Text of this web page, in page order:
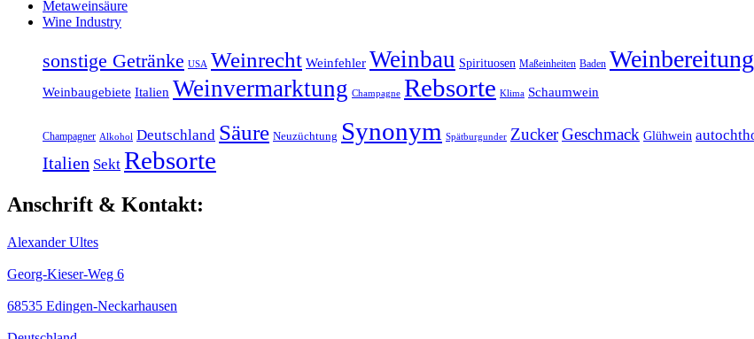
Metaweinsäure
Wine Industry
sonstige Getränke USA Weinrecht Weinfehler Weinbau Spirituosen Maßeinheiten Baden Weinbereitung
Weinbaugebiete Italien Weinvermarktung Champagne Rebsorte Klima Schaumwein
Champagner Alkohol Deutschland Säure Neuzüchtung Synonym Spätburgunder ZuckerGeschmack Glühwein
Italien Sekt Rebsorte
Anschrift & Kontakt:
Alexander Ultes
Georg-Kieser-Weg 6
68535 Edingen-Neckarhausen